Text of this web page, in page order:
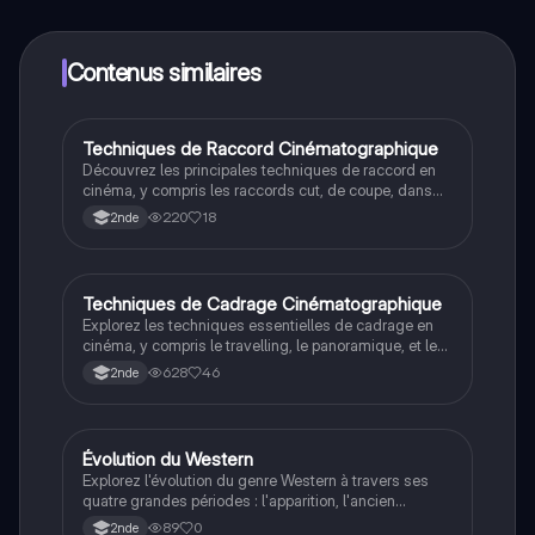
limites!
Contenus similaires
Cinéma
Techniques de Raccord Cinématographique
Découvrez les principales techniques de raccord en
cinéma, y compris les raccords cut, de coupe, dans
l'axe, regard, direction et filé. Apprenez comment ces
techniques influencent la narration visuelle et évitent
2nde 220 18
Cinéma
Techniques de Cadrage Cinématographique
Explorez les techniques essentielles de cadrage en
cinéma, y compris le travelling, le panoramique, et les
différents angles de prise de vue. Ce résumé détaillé
vous guide à travers les choix de distance, d'axe et
2nde 628 46
Histoire
Évolution du Western
Explorez l'évolution du genre Western à travers ses
quatre grandes périodes : l'apparition, l'ancien
Western, le Nouveau Western et le Western Spaghetti.
2nde 89 0